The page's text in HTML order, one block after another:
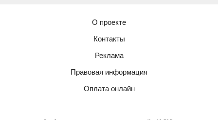
О проекте
Контакты
Реклама
Правовая информация
Оплата онлайн